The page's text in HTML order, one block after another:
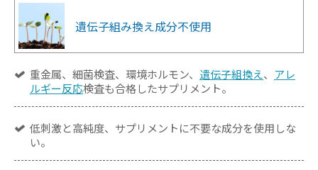
遺伝子組み換え成分不使用
重金属、細菌検査、環境ホルモン、 遺伝子組換え、 アレ
ルギー反応検査も合格したサプリメント。
低刺激と高純度、サプリメントに不要な成分を使用しな
い。